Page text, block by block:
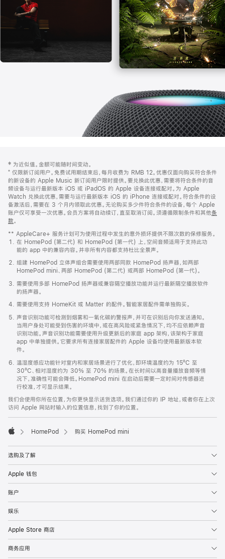
页
页
脚
注
‡ 为近似值。金额可能随时间变动。
⁺ 仅限新订阅用户。免费试用期结束后，每月收费为 RMB 12。优惠仅面向购买符合条件
的新设备的 Apple Music 新订阅用户限时提供。要兑换此优惠，需要将符合条件的音
频设备与运行最新版本 iOS 或 iPadOS 的 Apple 设备连接或配对。为 Apple
Watch 兑换此优惠，需要与运行最新版本 iOS 的 iPhone 连接或配对。符合条件的设
备激活后，需要在 3 个月内领取此优惠。无论购买多少件符合条件的设备，每个 Apple
账户仅可享受一次优惠。会员方案将自动续订，直至取消订阅。须遵循限制条件和其他条
款。
窗
口
中
打
开)
** AppleCare+ 服务计划可为使用过程中发生的意外损坏提供不限次数的保修服务。
在 HomePod (第二代) 和 HomePod (第一代) 上，空间音频适用于支持此功
能的 app 中的兼容内容。并非所有内容都支持杜比全景声。
组建 HomePod 立体声组合需要使用两部同款 HomePod 扬声器，如两部
HomePod mini、两部 HomePod (第二代) 或两部 HomePod (第一代)。
需要使用多部 HomePod 扬声器或兼容隔空播放功能并运行最新隔空播放软件
的扬声器。
需要使用支持 HomeKit 或 Matter 的配件。智能家居配件需单独购买。
声音识别功能可检测到烟雾和一氧化碳的警报声，并可在识别后向你发送通知。
当用户身处可能受到伤害的环境中，或在高风险或紧急情况下，均不应依赖声音
识别功能。声音识别功能需要使用升级更新后的家庭 app 架构，该架构于家庭
app 中单独提供。它要求所有连接家居配件的 Apple 设备均使用最新版本软
件。
温湿度感应功能针对室内和家居场景进行了优化，即环境温度约为 15ºC 至
30ºC、相对湿度约为 30% 至 70% 的场景。在长时间以高音量播放音频等情
况下，准确性可能会降低。HomePod mini 在启动后需要一定时间对传感器进
行校准，才可显示结果。
我们会使用你所在位置，为你更快显示送货选项。我们通过你的 IP 地址，或者你在上次
访问 Apple 网站时输入的位置信息，找到了你的位置。
HomePod 购买 HomePod mini
选购及了解
Apple 钱包
账户
娱乐
Apple Store 商店
商务应用